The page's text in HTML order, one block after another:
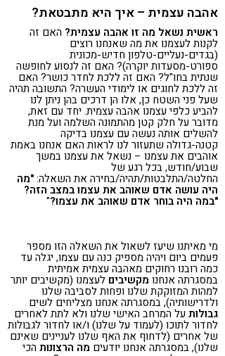
אהבה עצמית – איך היא מתבטאת?
ראשית נשאל מה זו אהבה עצמית? האם זה
לקנות לעצמנו את מה שאנחנו רוצים
(בגדים-נעליים-טלפון חדיש-מכונית
ספורט-מסעדות יוקרה)? האם זה לנסוע לחופשה
שנתית בחו"ל? האם זה ללכת לחדר כושר? האם
זה ללכת לחוגים או לימודי העשרה? התשובה תהיה
שעל פני השטח כן, אלו הן דרכים בהן ניתן לנו
להביע כלפי עצמנו אהבה עצמית. יחד עם זאת,
מדובר על חלק קטן מהתמונה השלמה ועל מנת
להשלים אותה נעשה עם עצמנו בדיקה
קטנה-גדולה שתעזור לנו לראות האם אנחנו באמת
אוהבים את עצמנו – נשאל את עצמנו במשך
שבוע/חודש, בכל רגע של
החלטה/התלבטות/תהיה/בחירה את השאלה:"מה
היה עושה אדם שאוהב את עצמו במצב הזה?
"במה היה בוחר אדם שאוהב את עצמו?"
מי מאיתנו שיעז לשאול את השאלה הזו מספר
פעמים ביום ויהיה מספיק כנה עם עצמו, יגלה עד
כמה רובנו רחוקים מאהבה עצמית אמיתית
במסגרתה אנחנו מקשיבים לעצמנו (מקשיבים יותר
למהות המזוקקת שלנו ופחות לסביבה שלנו
ולדרישותיה), במסגרתה אנחנו מצליחים לשים
גבולותעל המרחב האישי שלנו ולא לתת לאחרים
לחדור לתוכו (לעמוד על שלנו) ו/או לחדור לגבולות
של אחרים (לדחוף את האף שלנו לעניינים שאינם
שלנו), במסגרתה אנחנו יודעים מה הרצונות הכי